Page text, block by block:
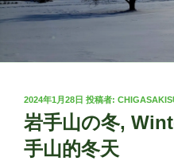
投
稿
日:
2024年1月28日 投稿者:
岩手山の冬,
手山的冬天